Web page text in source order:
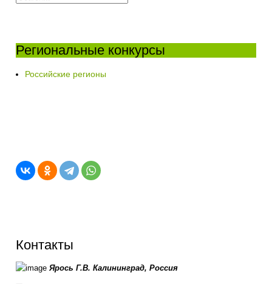
Региональные конкурсы
Российские регионы
Контакты
Ярось Г.В.Калининград,Россия